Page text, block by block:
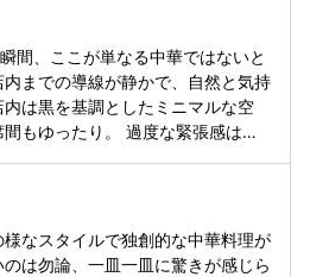
間、ここが単なる中華ではないと
までの導線が静かで、自然と気持
もゆったり。 過度な緊張感はな
ック風チャーシューは手で包んで
成された一皿。 南禅寺豆腐の揚げ
のバランスが秀逸。 アワビのチャ
つつ軽やかで、チュイルの食感が
なスタイルで独創的な中華料理が
は勿論、一皿一皿に驚きが感じら